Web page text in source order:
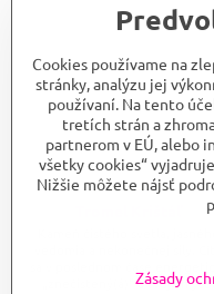
„znečistený(á)“ a tvoja myseľ
Cookies používame na
stránky, analýzu jej
používaní. Na tento
tretích strán a
partnerom v EÚ, alebo
všetky cookies“
Nižšie môžete nájsť
Zásady